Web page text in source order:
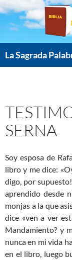
Saltar
contenido
La Sagrada
SERNA
Soy esposa de
libro y me dice:
digo, por
aprendido desde
monjas a la que
dice «ven a ver
Mandamiento? y
nunca en mi vida
en el libro, luego